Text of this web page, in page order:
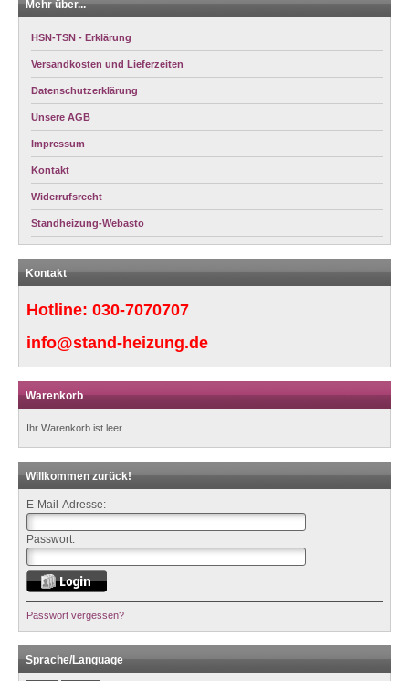
Mehr über...
HSN-TSN - Erklärung
Versandkosten und Lieferzeiten
Datenschutzerklärung
Unsere AGB
Impressum
Kontakt
Widerrufsrecht
Standheizung-Webasto
Kontakt
Hotline: 030-7070707
info@stand-heizung.de
Warenkorb
Ihr Warenkorb ist leer.
Willkommen zurück!
E-Mail-Adresse:
Passwort:
Passwort vergessen?
Sprache/Language